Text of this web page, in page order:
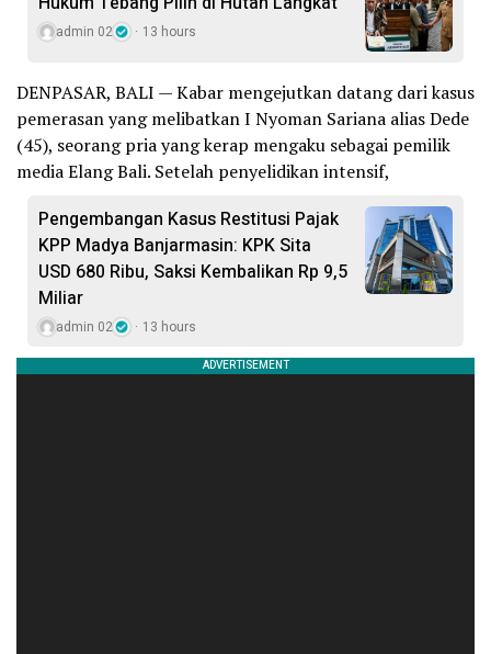
admin 02 13 hours
DENPASAR, BALI — Kabar mengejutkan datang dari kasus
pemerasan yang melibatkan I Nyoman Sariana alias Dede
(45), seorang pria yang kerap mengaku sebagai pemilik
media Elang Bali. Setelah penyelidikan intensif,
Pengembangan Kasus Restitusi Pajak
KPP Madya Banjarmasin: KPK Sita
USD 680 Ribu, Saksi Kembalikan Rp 9,5
Miliar
admin 02 13 hours